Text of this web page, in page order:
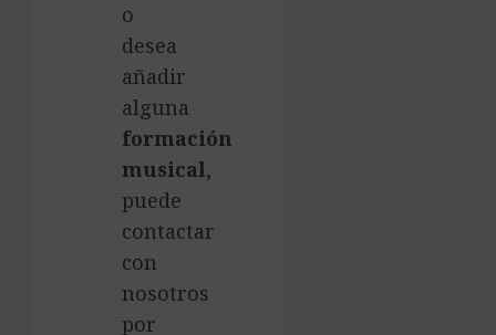
o
desea
añadir
alguna
formación
musical,
puede
contactar
con
nosotros
por